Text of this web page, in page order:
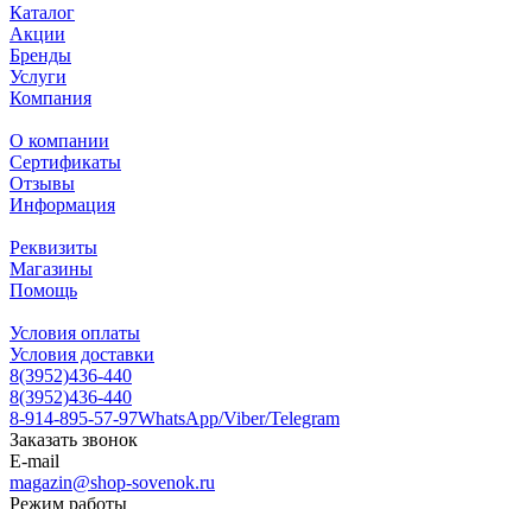
Каталог
Акции
Бренды
Услуги
Компания
О компании
Сертификаты
Отзывы
Информация
Реквизиты
Магазины
Помощь
Условия оплаты
Условия доставки
8(3952)436-440
8(3952)436-440
8-914-895-57-97WhatsApp/Viber/Telegram
Заказать звонок
E-mail
magazin@shop-sovenok.ru
Режим работы